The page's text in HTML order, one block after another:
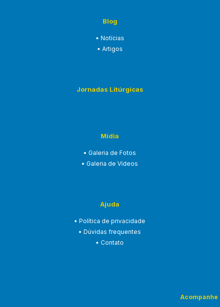
Blog
• Notícias
• Artigos
Jornadas Litúrgicas
Mídia
• Galeria de Fotos
• Galeria de Vídeos
Ajuda
• Política de privacidade
• Dúvidas frequentes
• Contato
Acompanhe